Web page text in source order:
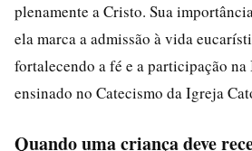
plenamente a Cristo. Sua
ela marca a admissão à vida
fortalecendo a fé e a participação
ensinado no Catecismo da Igreja
Quando uma criança deve